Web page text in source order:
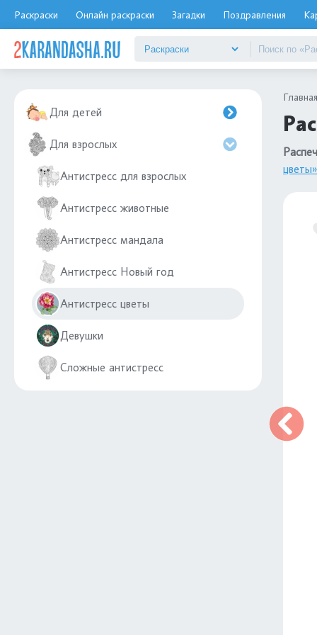
Раскраски Онлайн раскраски Загадки Поздравления
Для детей
Для взрослых
Антистресс для взрослых
Антистресс животные
Антистресс мандала
Антистресс Новый год
Антистресс цветы
Девушки
Сложные антистресс
Главная
цветы»